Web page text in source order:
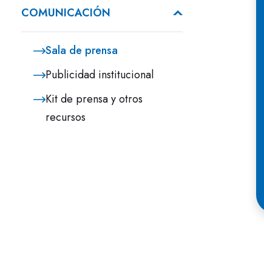
COMUNICACIÓN
Sala de prensa
Publicidad institucional
Kit de prensa y otros
recursos